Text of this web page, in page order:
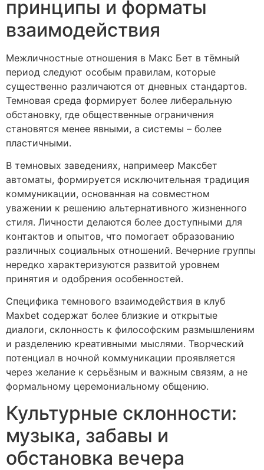
принципы и форматы
взаимодействия
Межличностные отношения в Макс Бет в тёмный
период следуют особым правилам, которые
существенно различаются от дневных стандартов.
Темновая среда формирует более либеральную
обстановку, где общественные ограничения
становятся менее явными, а системы – более
пластичными.
В темновых заведениях, напримеер Максбет
автоматы, формируется исключительная традиция
коммуникации, основанная на совместном
уважении к решению альтернативного жизненного
стиля. Личности делаются более доступными для
контактов и опытов, что помогает образованию
различных социальных отношений. Вечерние группы
нередко характеризуются развитой уровнем
принятия и одобрения особенностей.
Специфика темнового взаимодействия в клуб
Maxbet содержат более близкие и открытые
диалоги, склонность к философским размышлениям
и разделению креативными мыслями. Творческий
потенциал в ночной коммуникации проявляется
через желание к серьёзным и важным связям, а не
формальному церемониальному общению.
Культурные склонности:
музыка, забавы и
обстановка вечера